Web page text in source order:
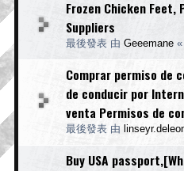
Frozen Chicken Feet,
Suppliers
最後發表 由 Geeemane «
Comprar permiso de
de conducir por
venta Permisos de
最後發表 由
Buy USA